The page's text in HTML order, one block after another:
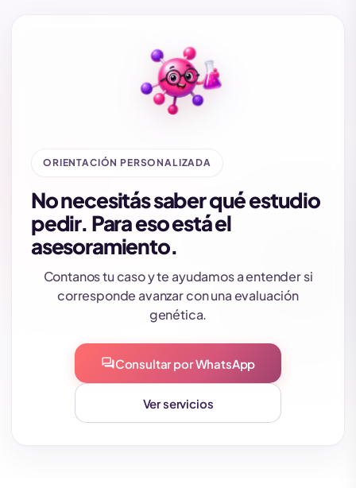
ORIENTACIÓN PERSONALIZADA
No necesitás saber qué estudio
pedir. Para eso está el
asesoramiento.
Contanos tu caso y te ayudamos a entender si
corresponde avanzar con una evaluación
genética.
forumConsultar por WhatsApp
Ver servicios